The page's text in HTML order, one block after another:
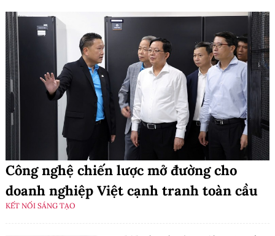
Công nghệ chiến lược mở đường cho
doanh nghiệp Việt cạnh tranh toàn cầu
KẾT NỐI SÁNG TẠO